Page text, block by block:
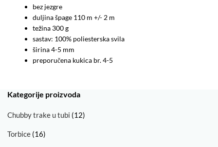
bez jezgre
duljina špage 110 m +/- 2 m
težina 300 g
sastav: 100% poliesterska svila
širina 4-5 mm
preporučena kukica br. 4-5
Kategorije proizvoda
Chubby trake u tubi (12)
Torbice (16)